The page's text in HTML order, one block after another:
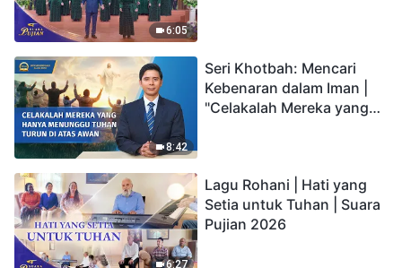
6:05
8:42
Seri Khotbah: Mencari
Kebenaran dalam Iman |
"Celakalah Mereka yang
6:27
Lagu Rohani | Hati yang
Setia untuk Tuhan | Suara
Pujian 2026